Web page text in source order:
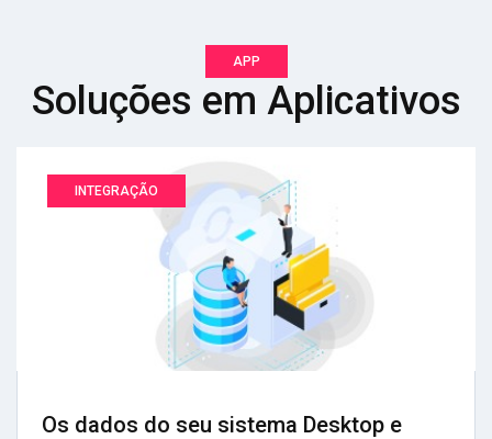
APP
Soluções em Aplicativos
INTEGRAÇÃO
Os dados do seu sistema Desktop e